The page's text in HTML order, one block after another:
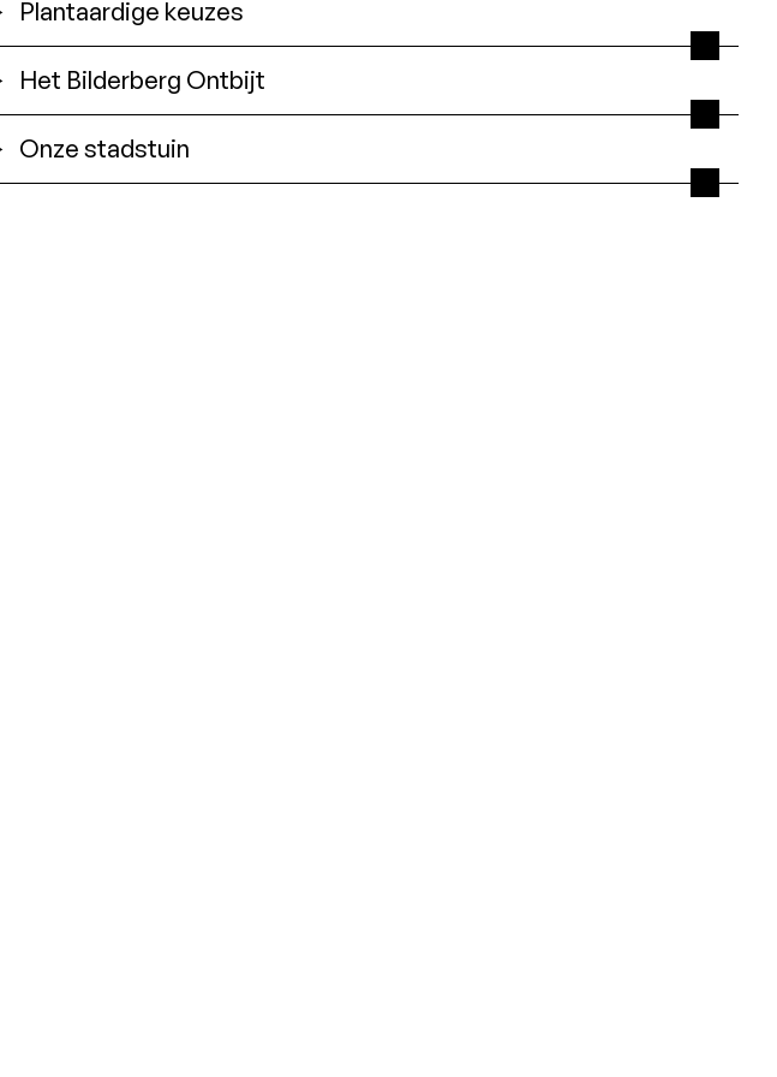
Plantaardige keuzes
Het Bilderberg Ontbijt
Onze stadstuin